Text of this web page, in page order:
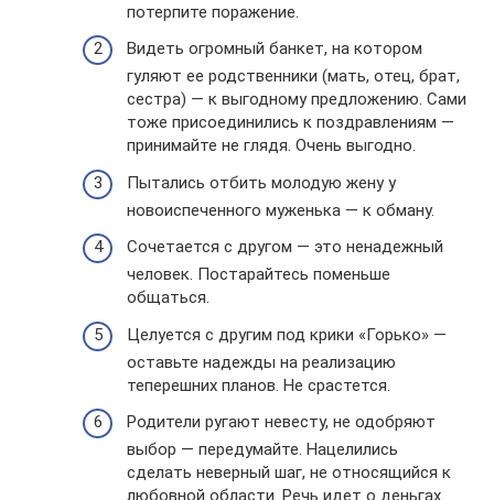
потерпите поражение.
Видеть огромный банкет, на котором
гуляют ее родственники (мать, отец, брат,
сестра) — к выгодному предложению. Сами
тоже присоединились к поздравлениям —
принимайте не глядя. Очень выгодно.
Пытались отбить молодую жену у
новоиспеченного муженька — к обману.
Сочетается с другом — это ненадежный
человек. Постарайтесь поменьше
общаться.
Целуется с другим под крики «Горько» —
оставьте надежды на реализацию
теперешних планов. Не срастется.
Родители ругают невесту, не одобряют
выбор — передумайте. Нацелились
сделать неверный шаг, не относящийся к
любовной области. Речь идет о деньгах.